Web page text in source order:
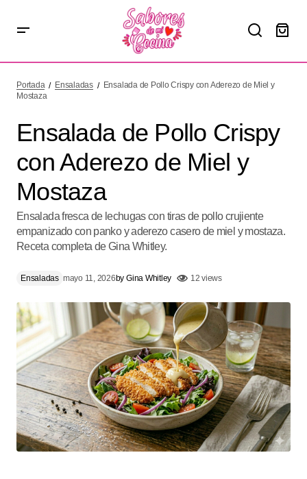
Portada Ensaladas
Ensalada de Pollo Crispy con Aderezo de Miel y
Mostaza
Ensalada de Pollo Crispy
con Aderezo de Miel y
Mostaza
Ensalada fresca de lechugas con tiras de pollo crujiente
empanizado con panko y aderezo casero de miel y mostaza.
Receta completa de Gina Whitley.
Ensaladas mayo 11, 2026by Gina Whitley 12 views